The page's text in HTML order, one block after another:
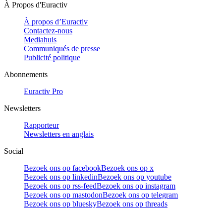
À Propos d'Euractiv
À propos d’Euractiv
Contactez-nous
Mediahuis
Communiqués de presse
Publicité politique
Abonnements
Euractiv Pro
Newsletters
Rapporteur
Newsletters en anglais
Social
Bezoek ons op facebookBezoek ons op x
Bezoek ons op linkedinBezoek ons op youtube
Bezoek ons op rss-feedBezoek ons op instagram
Bezoek ons op mastodonBezoek ons op telegram
Bezoek ons op blueskyBezoek ons op threads